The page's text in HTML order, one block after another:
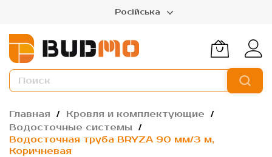
Російська
Главная
Кровля и комплектующие
Водосточные системы
Водосточная труба BRYZA 90 мм/3 м,
Коричневая